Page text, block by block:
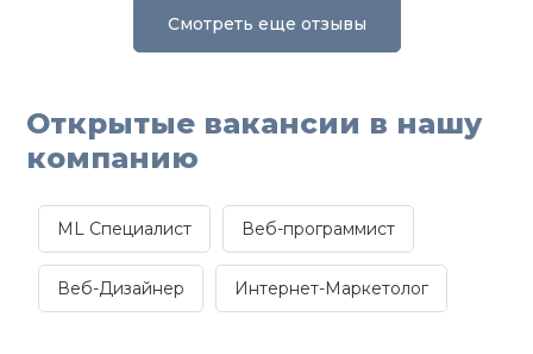
Смотреть еще отзывы
Открытые вакансии в нашу
компанию
ML Специалист Веб-программист
Веб-Дизайнер Интернет-Маркетолог